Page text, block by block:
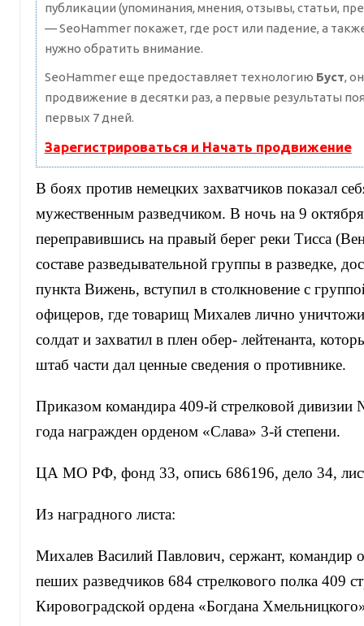
публикации (упоминания, мнения, отзывы, статьи,
— SeoHammer покажет, где рост или падение, а
нужно обратить внимание.
SeoHammer еще предоставляет технологию Буст,
продвижение в десятки раз, а первые результаты
первых 7 дней.
Зарегистрироваться и Начать продвижение
В боях против немецких захватчиков показал
мужественным разведчиком. В ночь на 9
переправившись на правый берег реки Тисса
составе разведывательной группы в разведке,
пункта Вижень, вступил в столкновение с
офицеров, где товарищ Михалев лично
солдат и захватил в плен обер- лейтенанта,
штаб части дал ценные сведения о противнике.
Приказом командира 409-й стрелковой
года награжден орденом «Слава» 3-й степени.
ЦА МО РФ, фонд 33, опись 686196, дело 34,
Из наградного листа:
Михалев Василий Павлович, сержант, командир
пеших разведчиков 684 стрелкового полка 409
Кировоградской ордена «Богдана